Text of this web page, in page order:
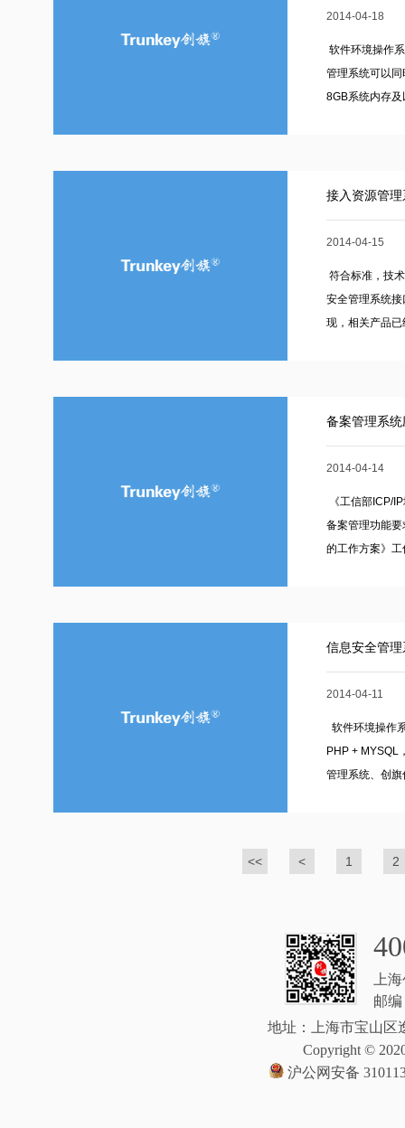
2014-04-18
软件环境操作
管理系统可以
8GB系统内存
接入资源管
2014-04-15
符合标准，技
安全管理系统
现，相关产品
备案管理系
2014-04-14
《工信部ICP/
备案管理功能
的工作方案》
信息安全管
2014-04-11
软件环境操作
PHP + MYSQL
管理系统、创
<< < 1 2
上
邮编
地址：上海市宝山区
Copyright ©
沪公网安备